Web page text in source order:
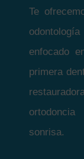
Te
enfocado
primera
sonrisa.